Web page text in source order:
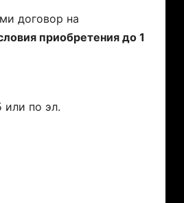
договор на
приобретения до 1
по эл.